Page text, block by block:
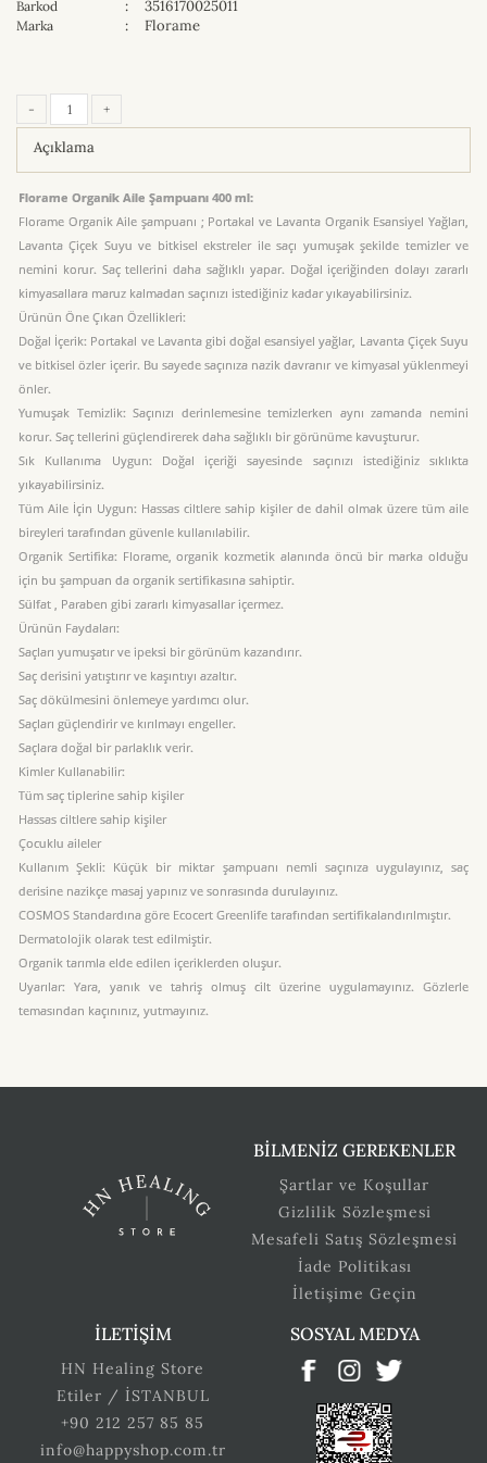
Barkod : 3516170025011
Marka : Florame
- +
Açıklama
Florame Organik Aile Şampuanı 400 ml:
Florame Organik Aile şampuanı ; Portakal ve Lavanta Organik Esansiyel Yağları,
Lavanta Çiçek Suyu ve bitkisel ekstreler ile saçı yumuşak şekilde temizler ve
nemini korur. Saç tellerini daha sağlıklı yapar. Doğal içeriğinden dolayı zararlı
kimyasallara maruz kalmadan saçınızı istediğiniz kadar yıkayabilirsiniz.
Ürünün Öne Çıkan Özellikleri:
Doğal İçerik: Portakal ve Lavanta gibi doğal esansiyel yağlar, Lavanta Çiçek Suyu
ve bitkisel özler içerir. Bu sayede saçınıza nazik davranır ve kimyasal yüklenmeyi
önler.
Yumuşak Temizlik: Saçınızı derinlemesine temizlerken aynı zamanda nemini
korur. Saç tellerini güçlendirerek daha sağlıklı bir görünüme kavuşturur.
Sık Kullanıma Uygun: Doğal içeriği sayesinde saçınızı istediğiniz sıklıkta
yıkayabilirsiniz.
Tüm Aile İçin Uygun: Hassas ciltlere sahip kişiler de dahil olmak üzere tüm aile
bireyleri tarafından güvenle kullanılabilir.
Organik Sertifika: Florame, organik kozmetik alanında öncü bir marka olduğu
için bu şampuan da organik sertifikasına sahiptir.
Sülfat , Paraben gibi zararlı kimyasallar içermez.
Ürünün Faydaları:
Saçları yumuşatır ve ipeksi bir görünüm kazandırır.
Saç derisini yatıştırır ve kaşıntıyı azaltır.
Saç dökülmesini önlemeye yardımcı olur.
Saçları güçlendirir ve kırılmayı engeller.
Saçlara doğal bir parlaklık verir.
Kimler Kullanabilir:
Tüm saç tiplerine sahip kişiler
Hassas ciltlere sahip kişiler
Çocuklu aileler
Kullanım Şekli: Küçük bir miktar şampuanı nemli saçınıza uygulayınız, saç
derisine nazikçe masaj yapınız ve sonrasında durulayınız.
COSMOS Standardına göre Ecocert Greenlife tarafından sertifikalandırılmıştır.
Dermatolojik olarak test edilmiştir.
Organik tarımla elde edilen içeriklerden oluşur.
Uyarılar: Yara, yanık ve tahriş olmuş cilt üzerine uygulamayınız. Gözlerle
temasından kaçınınız, yutmayınız.
BİLMENİZ GEREKENLER
Şartlar ve Koşullar
Gizlilik Sözleşmesi
Mesafeli Satış Sözleşmesi
İade Politikası
İletişime Geçin
İLETİŞİM
HN Healing Store
Etiler / İSTANBUL
+90 212 257 85 85
info@happyshop.com.tr
SOSYAL MEDYA